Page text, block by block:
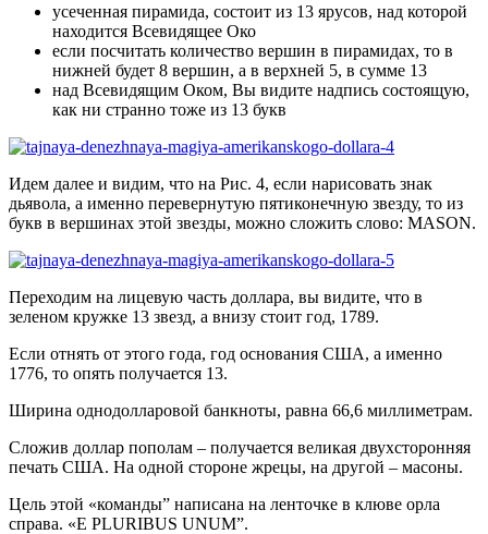
усеченная пирамида, состоит из 13 ярусов, над которой
находится Всевидящее Око
если посчитать количество вершин в пирамидах, то в
нижней будет 8 вершин, а в верхней 5, в сумме 13
над Всевидящим Оком, Вы видите надпись состоящую,
как ни странно тоже из 13 букв
Идем далее и видим, что на Рис. 4, если нарисовать знак
дьявола, а именно перевернутую пятиконечную звезду, то из
букв в вершинах этой звезды, можно сложить слово: MASON.
Переходим на лицевую часть доллара, вы видите, что в
зеленом кружке 13 звезд, а внизу стоит год, 1789.
Если отнять от этого года, год основания США, а именно
1776, то опять получается 13.
Ширина однодолларовой банкноты, равна 66,6 миллиметрам.
Сложив доллар пополам – получается великая двухсторонняя
печать США. На одной стороне жрецы, на другой – масоны.
Цель этой «команды” написана на ленточке в клюве орла
справа. «E PLURIBUS UNUM”.